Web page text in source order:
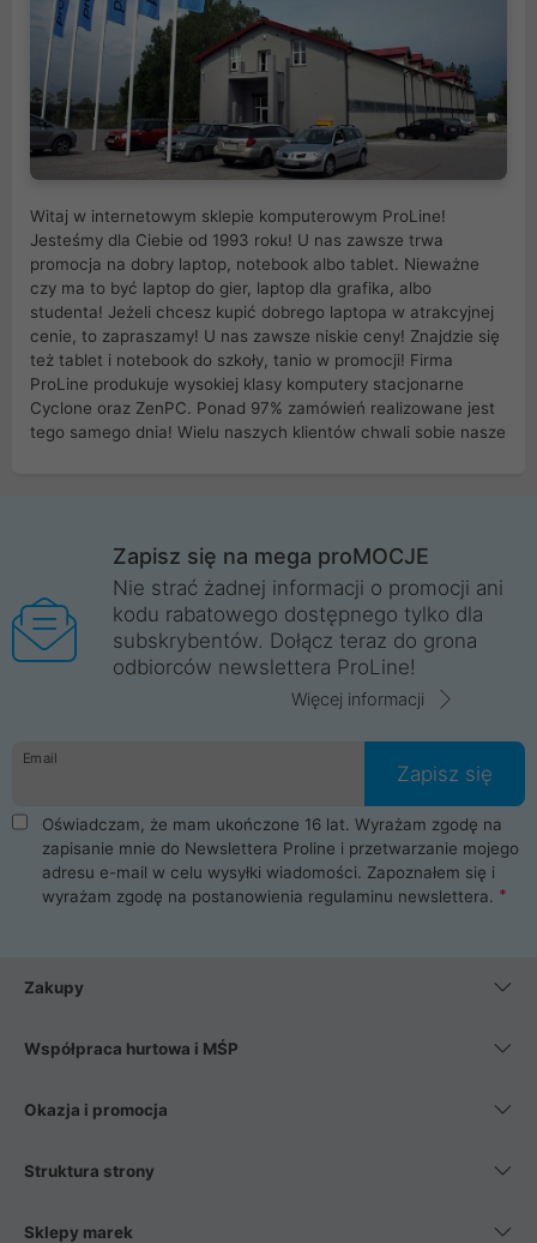
Witaj w internetowym sklepie komputerowym ProLine!
Jesteśmy dla Ciebie od 1993 roku! U nas zawsze trwa
promocja na dobry laptop, notebook albo tablet. Nieważne
czy ma to być laptop do gier, laptop dla grafika, albo
studenta! Jeżeli chcesz kupić dobrego laptopa w atrakcyjnej
cenie, to zapraszamy! U nas zawsze niskie ceny! Znajdzie się
też tablet i notebook do szkoły, tanio w promocji! Firma
ProLine produkuje wysokiej klasy komputery stacjonarne
Cyclone oraz ZenPC. Ponad 97% zamówień realizowane jest
tego samego dnia! Wielu naszych klientów chwali sobie nasze
Wrocław, Poznań, Legnica, Katowice, Gliwice, Kalisz, Bytom,
Trzebnica, Opole. Szybka i profesjonalna obsługa!
ProLine to polska firma ze 100% polskim kapitałem. Działamy
legalnie i płacimy podatki w naszym kraju! Posiadamy siedzibę
główną w Mirkowie oraz salony na terenie kraju. Cała
komunikacja ze sklepem komputerowym ProLine jest
danych osobowych. Dlatego zakup notebooka albo laptopa w
ProLine to czysta przyjemność i pełne bezpieczeństwo.
Zaopatrzysz się u nas w akcesoria i części komputerowe
takie jak procesory, karty graficzne, płyty główne, pamięci,
dyski SSD, M.2 oraz HDD. Nasi pracownicy pomogą Ci wybrać
najlepszy zasilacz komputerowy oraz obudowę do komputera.
Poza komputerami mamy również najlepsze na rynku
Smartfony takich producentów jak Xiaomi, Apple, Samsung i
wentylatory. Na koniec mając już to wszystko, możesz
Zapisz się na mega proMOCJE
Nie strać żadnej informacji o promocji ani
kodu rabatowego dostępnego tylko dla
subskrybentów. Dołącz teraz do grona
odbiorców newslettera ProLine!
Więcej informacji
Email
Zapisz się
Oświadczam, że mam ukończone 16 lat. Wyrażam zgodę na
zapisanie mnie do Newslettera Proline i przetwarzanie mojego
adresu e-mail w celu wysyłki wiadomości. Zapoznałem się i
wyrażam zgodę na postanowienia regulaminu newslettera.
Zakupy
Współpraca hurtowa i MŚP
Okazja i promocja
Struktura strony
Sklepy marek